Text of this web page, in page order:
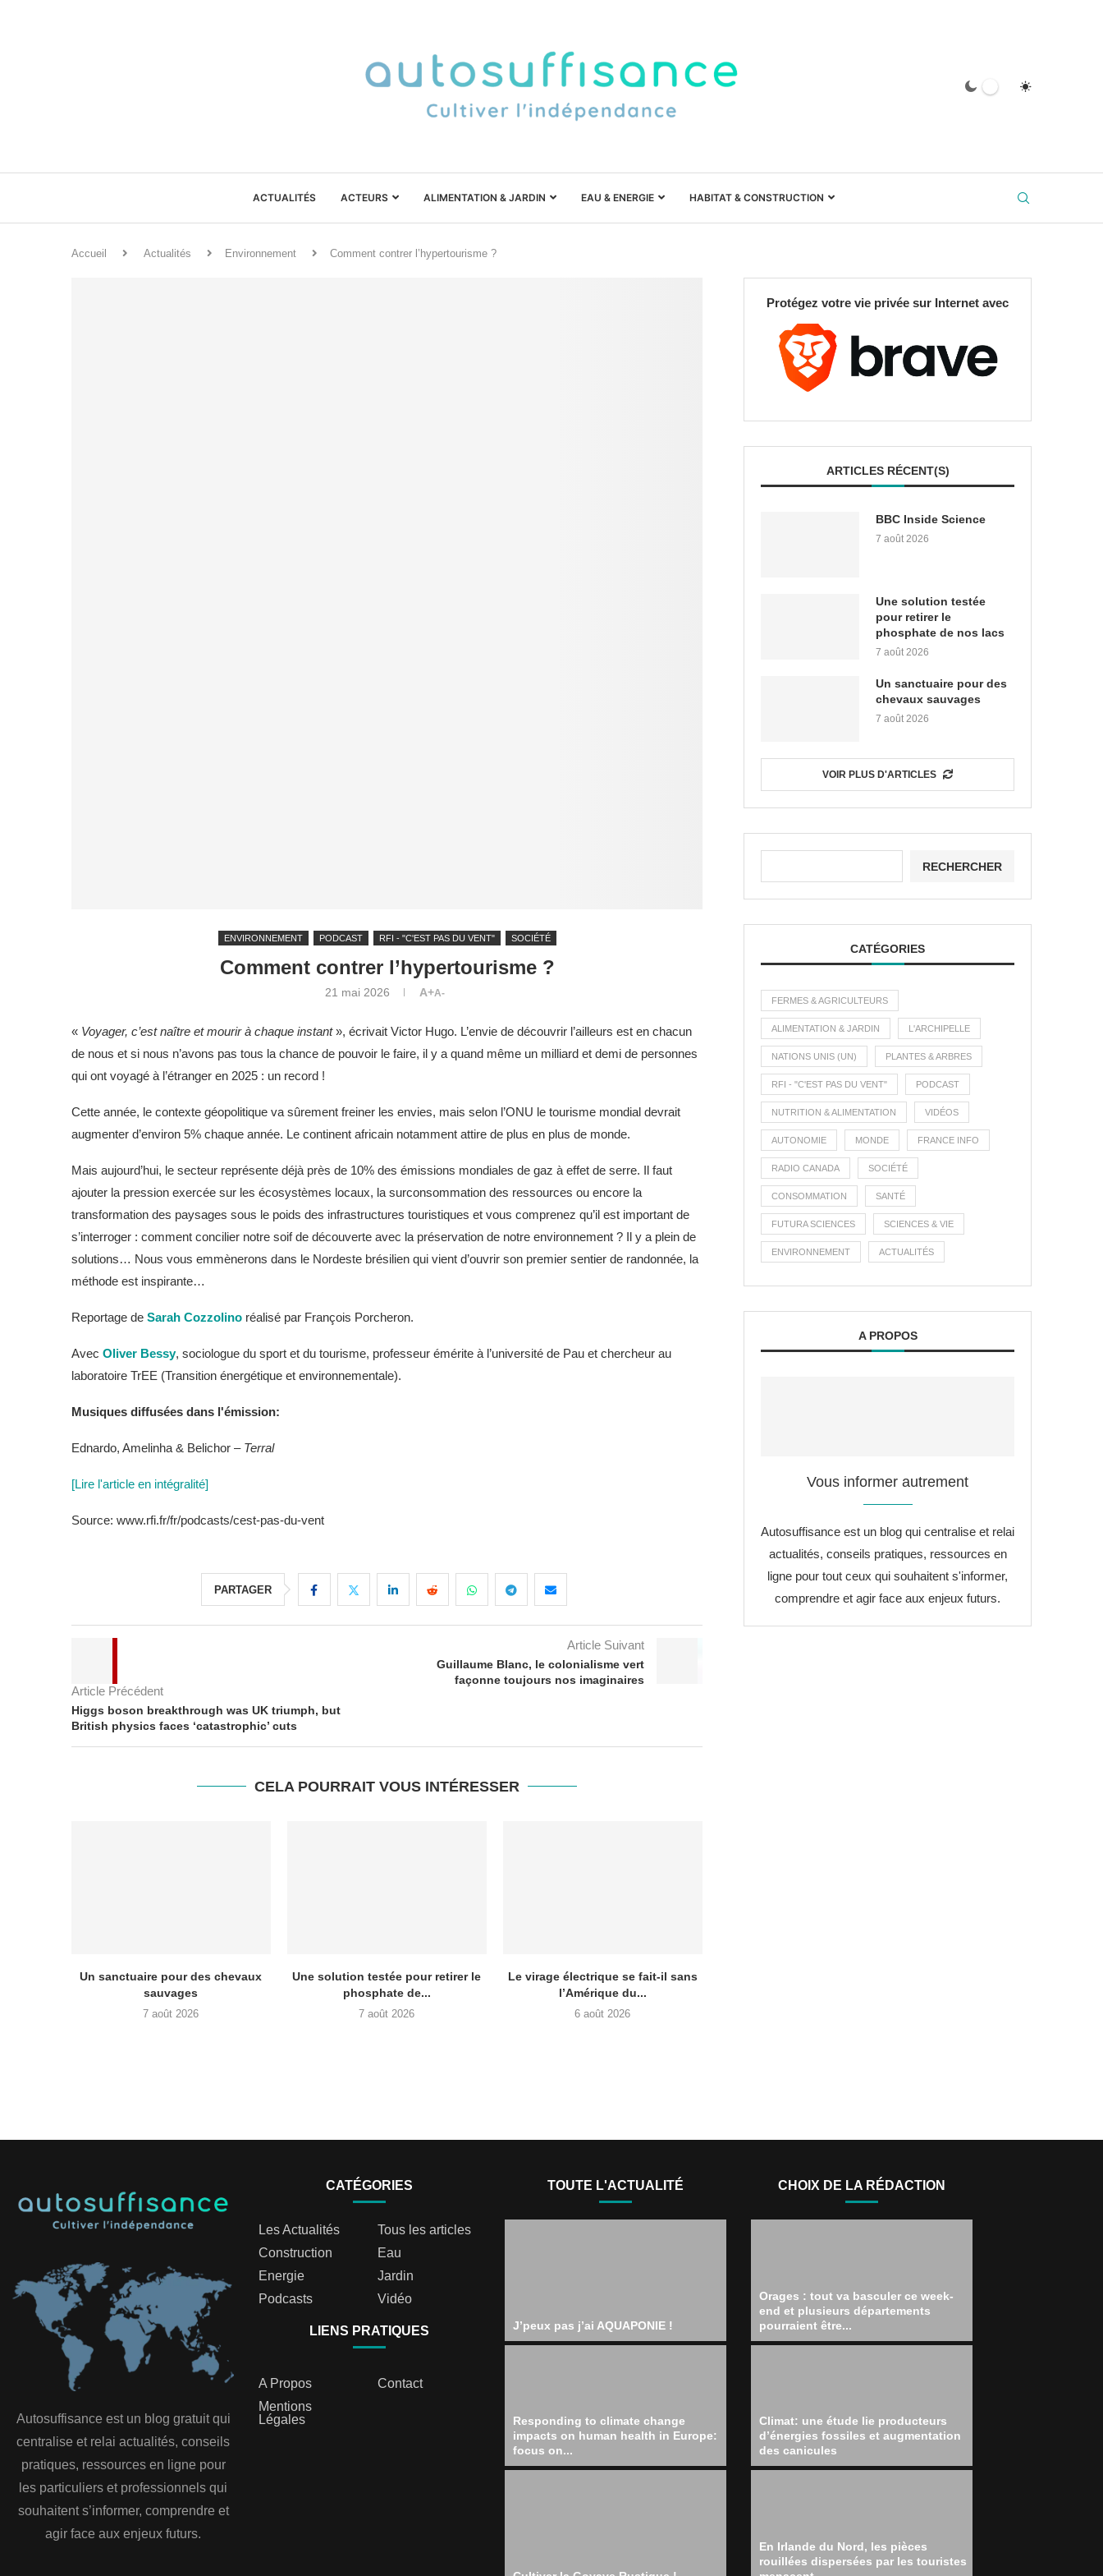
ACTUALITÉS ACTEURS ALIMENTATION & JARDIN EAU & ENERGIE HABITAT & CONSTRUCTION
Accueil Actualités Environnement Comment contrer l’hypertourisme ?
ENVIRONNEMENT PODCAST RFI - "C'EST PAS DU VENT" SOCIÉTÉ
Comment contrer l’hypertourisme ?
21 mai 2026 A+A-
« Voyager, c’est naître et mourir à chaque instant», écrivait Victor Hugo. L’envie de découvrir l’ailleurs est en chacun
de nous et si nous n’avons pas tous la chance de pouvoir le faire, il y a quand même un milliard et demi de personnes
qui ont voyagé à l’étranger en 2025 : un record !
Cette année, le contexte géopolitique va sûrement freiner les envies, mais selon l’ONU le tourisme mondial devrait
augmenter d’environ 5% chaque année. Le continent africain notamment attire de plus en plus de monde.
Mais aujourd’hui, le secteur représente déjà près de 10% des émissions mondiales de gaz à effet de serre. Il faut
ajouter la pression exercée sur les écosystèmes locaux, la surconsommation des ressources ou encore la
transformation des paysages sous le poids des infrastructures touristiques et vous comprenez qu’il est important de
s’interroger : comment concilier notre soif de découverte avec la préservation de notre environnement ? Il y a plein de
solutions… Nous vous emmènerons dans le Nordeste brésilien qui vient d’ouvrir son premier sentier de randonnée, la
méthode est inspirante…
Reportage de Sarah Cozzolino réalisé par François Porcheron.
Avec Oliver Bessy, sociologue du sport et du tourisme, professeur émérite à l’université de Pau et chercheur au
laboratoire TrEE (Transition énergétique et environnementale).
Musiques diffusées dans l'émission:
Ednardo, Amelinha & Belichor – Terral
[Lire l'article en intégralité]
Source: www.rfi.fr/fr/podcasts/cest-pas-du-vent
PARTAGER
Article Précédent
Higgs boson breakthrough was UK triumph, but
British physics faces ‘catastrophic’ cuts
Article Suivant
Guillaume Blanc, le colonialisme vert
façonne toujours nos imaginaires
CELA POURRAIT VOUS INTÉRESSER
Un sanctuaire pour des chevaux
sauvages
7 août 2026
Une solution testée pour retirer le
phosphate de...
7 août 2026
Le virage électrique se fait-il sans
l’Amérique du...
6 août 2026
Protégez votre vie privée sur Internet avec
ARTICLES RÉCENT(S)
BBC Inside Science
7 août 2026
Une solution testée
pour retirer le
phosphate de nos lacs
7 août 2026
Un sanctuaire pour des
chevaux sauvages
7 août 2026
VOIR PLUS D'ARTICLES
RECHERCHER
CATÉGORIES
FERMES & AGRICULTEURS
ALIMENTATION & JARDIN L'ARCHIPELLE
NATIONS UNIS (UN) PLANTES & ARBRES
RFI - "C'EST PAS DU VENT" PODCAST
NUTRITION & ALIMENTATION VIDÉOS
AUTONOMIE MONDE FRANCE INFO
RADIO CANADA SOCIÉTÉ
CONSOMMATION SANTÉ
FUTURA SCIENCES SCIENCES & VIE
ENVIRONNEMENT ACTUALITÉS
A PROPOS
Vous informer autrement
Autosuffisance est un blog qui centralise et relai
actualités, conseils pratiques, ressources en
ligne pour tout ceux qui souhaitent s'informer,
comprendre et agir face aux enjeux futurs.
Autosuffisance est un blog gratuit qui
centralise et relai actualités, conseils
pratiques, ressources en ligne pour
les particuliers et professionnels qui
souhaitent s’informer, comprendre et
agir face aux enjeux futurs.
CATÉGORIES
Les Actualités
Tous les articles
Construction
Eau
Energie
Jardin
Podcasts
Vidéo
LIENS PRATIQUES
A Propos
Contact
Mentions
Légales
TOUTE L'ACTUALITÉ
J’peux pas j’ai AQUAPONIE !
Responding to climate change
impacts on human health in Europe:
focus on...
CHOIX DE LA RÉDACTION
Orages : tout va basculer ce week-
end et plusieurs départements
pourraient être...
Climat: une étude lie producteurs
d’énergies fossiles et augmentation
des canicules
En Irlande du Nord, les pièces
rouillées dispersées par les touristes